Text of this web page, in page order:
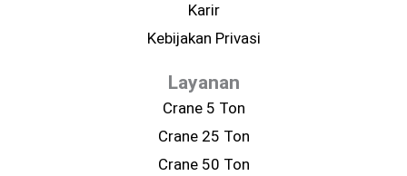
Layanan
Crane 5 Ton
Crane 25 Ton
Crane 50 Ton
Karir
Kebijakan Privasi